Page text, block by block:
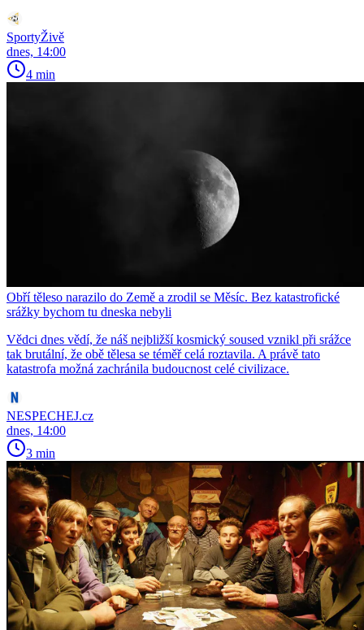
SportyŽivě
dnes, 14:00
4 min
Obří těleso narazilo do Země a zrodil se Měsíc. Bez katastrofické
srážky bychom tu dneska nebyli
Vědci dnes vědí, že náš nejbližší kosmický soused vznikl při srážce
tak brutální, že obě tělesa se téměř celá roztavila. A právě tato
katastrofa možná zachránila budoucnost celé civilizace.
NESPECHEJ.cz
dnes, 14:00
3 min